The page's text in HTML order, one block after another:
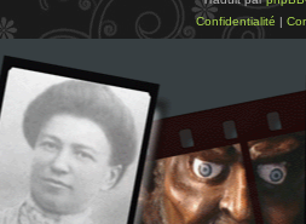
Confidentialité |